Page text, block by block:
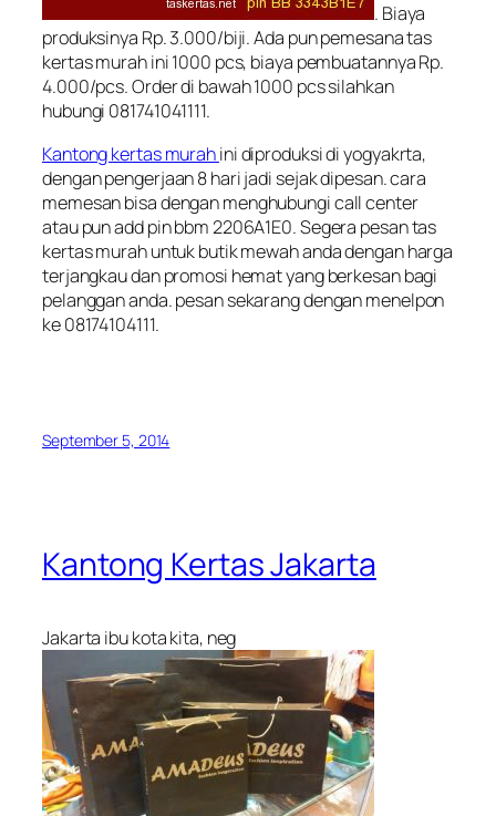
. Biaya
produksinya Rp. 3.000/biji. Ada pun pemesana tas
kertas murah ini 1000 pcs, biaya pembuatannya Rp.
4.000/pcs. Order di bawah 1000 pcs silahkan
hubungi 081741041111.
Kantong kertas murahini diproduksi di yogyakrta,
dengan pengerjaan 8 hari jadi sejak dipesan. cara
memesan bisa dengan menghubungi call center
atau pun add pin bbm 2206A1E0. Segera pesan tas
kertas murah untuk butik mewah anda dengan harga
terjangkau dan promosi hemat yang berkesan bagi
pelanggan anda. pesan sekarang dengan menelpon
ke 08174104111.
September 5, 2014
Kantong Kertas Jakarta
Jakarta ibu kota kita, neg